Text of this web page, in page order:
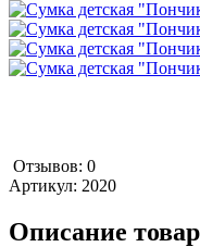
Отзывов: 0
Артикул: 2020
Описание